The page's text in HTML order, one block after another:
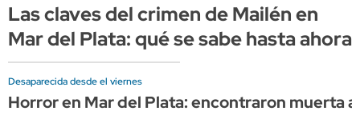
Las claves del crimen de Mailén en
Mar del Plata: qué se sabe hasta ahora
Desaparecida desde el viernes
Horror en Mar del Plata: encontraron muerta